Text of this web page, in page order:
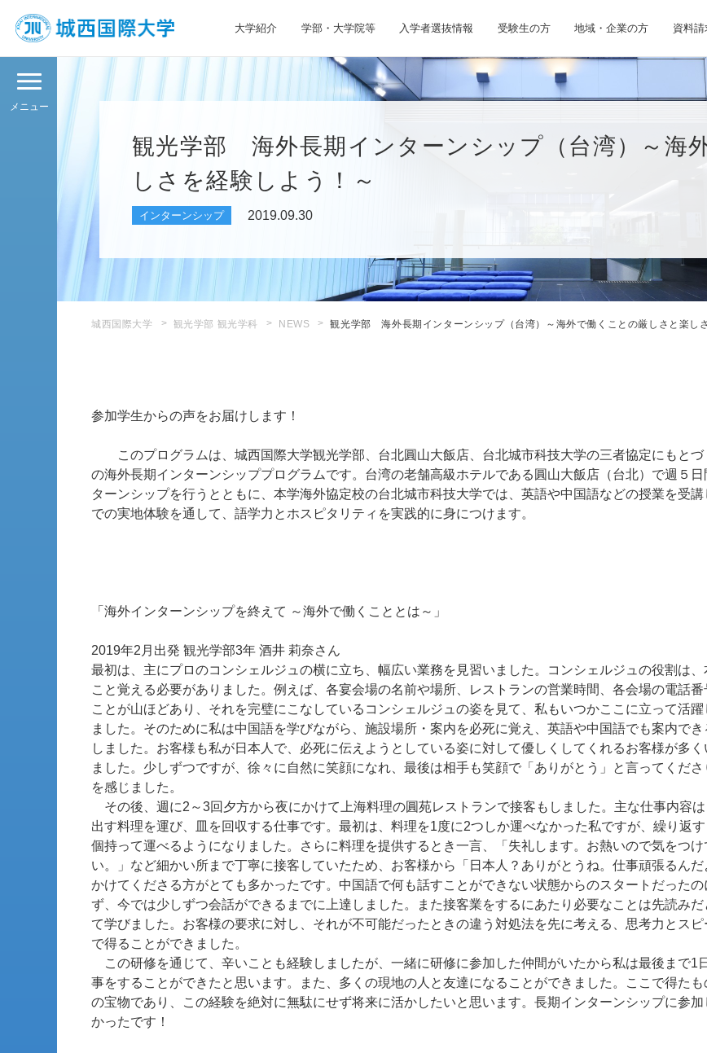
大学紹介 学部・大学院等 入学者選抜情報 受験生の方 地域・企業の方 資料請
メニュー
観光学部 海外長期インターンシップ（台湾）～海
しさを経験しよう！～
インターンシップ 2019.09.30
城西国際大学 観光学部 観光学科 NEWS 観光学部 海外長期インターンシップ（台湾）～海外で働くことの厳しさと楽し
参加学生からの声をお届けします！
このプログラムは、城西国際大学観光学部、台北圓山大飯店、台北城市科技大学の三者協定にもとづ
の海外長期インターンシッププログラムです。台湾の老舗高級ホテルである圓山大飯店（台北）で週５日
ターンシップを行うとともに、本学海外協定校の台北城市科技大学では、英語や中国語などの授業を受
での実地体験を通して、語学力とホスピタリティを実践的に身につけます。
「海外インターンシップを終えて ～海外で働くこととは～」
2019年2月出発 観光学部3年 酒井 莉奈さん
最初は、主にプロのコンシェルジュの横に立ち、幅広い業務を見習いました。コンシェルジュの役割は
こと覚える必要がありました。例えば、各宴会場の名前や場所、レストランの営業時間、各会場の電話番
ことが山ほどあり、それを完璧にこなしているコンシェルジュの姿を見て、私もいつかここに立って活
ました。そのために私は中国語を学びながら、施設場所・案内を必死に覚え、英語や中国語でも案内でき
しました。お客様も私が日本人で、必死に伝えようとしている姿に対して優しくしてくれるお客様が多
ました。少しずつですが、徐々に自然に笑顔になれ、最後は相手も笑顔で「ありがとう」と言ってくだ
を感じました。
その後、週に2～3回夕方から夜にかけて上海料理の圓苑レストランで接客もしました。主な仕事内容
出す料理を運び、皿を回収する仕事です。最初は、料理を1度に2つしか運べなかった私ですが、繰り返
個持って運べるようになりました。さらに料理を提供するとき一言、「失礼します。お熱いので気をつけ
い。」など細かい所まで丁寧に接客していたため、お客様から「日本人？ありがとうね。仕事頑張るんだ
かけてくださる方がとても多かったです。中国語で何も話すことができない状態からのスタートだったの
ず、今では少しずつ会話ができるまでに上達しました。また接客業をするにあたり必要なことは先読みだ
て学びました。お客様の要求に対し、それが不可能だったときの違う対処法を先に考える、思考力とスピ
で得ることができました。
この研修を通じて、辛いことも経験しましたが、一緒に研修に参加した仲間がいたから私は最後まで1
事をすることができたと思います。また、多くの現地の人と友達になることができました。ここで得たも
の宝物であり、この経験を絶対に無駄にせず将来に活かしたいと思います。長期インターンシップに参加
かったです！